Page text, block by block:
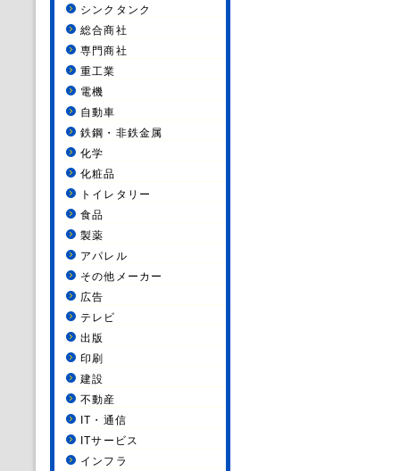
シンクタンク
総合商社
専門商社
重工業
電機
自動車
鉄鋼・非鉄金属
化学
化粧品
トイレタリー
食品
製薬
アパレル
その他メーカー
広告
テレビ
出版
印刷
建設
不動産
IT・通信
ITサービス
インフラ